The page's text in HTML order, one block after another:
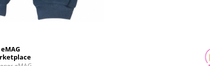
eMAG